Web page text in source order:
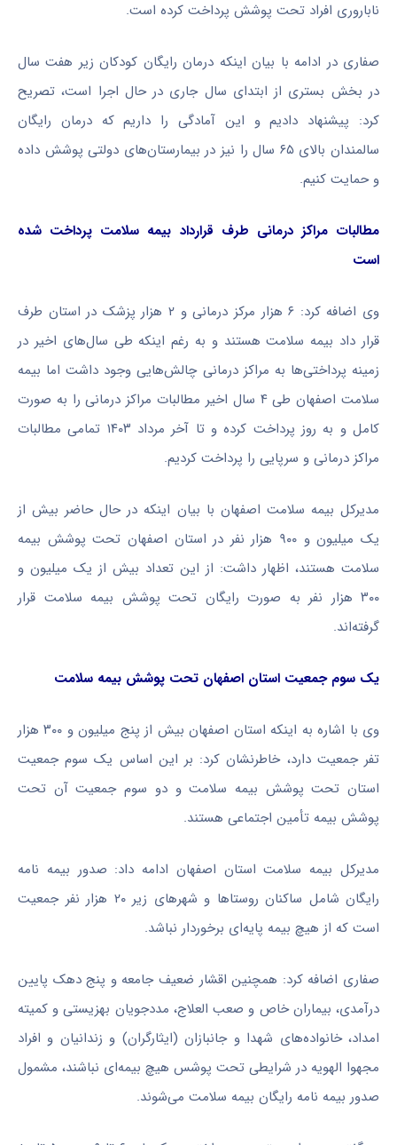
ناباروری افراد تحت پوشش پرداخت کرده است.
صفاری در ادامه با بیان اینکه درمان رایگان کودکان زیر هفت سال
در بخش بستری از ابتدای سال جاری در حال اجرا است، تصریح
کرد: پیشنهاد دادیم و این آمادگی را داریم که درمان رایگان
سالمندان بالای ۶۵ سال را نیز در بیمارستان‌های دولتی پوشش داده
و حمایت کنیم.
مطالبات مراکز درمانی طرف قرارداد بیمه سلامت پرداخت شده
است
وی اضافه کرد: ۶ هزار مرکز درمانی و ۲ هزار پزشک در استان طرف
قرار داد بیمه سلامت هستند و به رغم اینکه طی سال‌های اخیر در
زمینه پرداختی‌ها به مراکز درمانی چالش‌هایی وجود داشت اما بیمه
سلامت اصفهان طی ۴ سال اخیر مطالبات مراکز درمانی را به صورت
کامل و به روز پرداخت کرده و تا آخر مرداد ۱۴۰۳ تمامی مطالبات
مراکز درمانی و سرپایی را پرداخت کردیم.
مدیرکل بیمه سلامت اصفهان با بیان اینکه در حال حاضر بیش از
یک میلیون و ۹۰۰ هزار نفر در استان اصفهان تحت پوشش بیمه
سلامت هستند، اظهار داشت: از این تعداد بیش از یک میلیون و
۳۰۰ هزار نفر به صورت رایگان تحت پوشش بیمه سلامت قرار
گرفته‌اند.
یک سوم جمعیت استان اصفهان تحت پوشش بیمه سلامت
وی با اشاره به اینکه استان اصفهان بیش از پنج میلیون و ۳۰۰ هزار
تفر جمعیت دارد، خاطرنشان کرد: بر این اساس یک سوم جمعیت
استان تحت پوشش بیمه سلامت و دو سوم جمعیت آن تحت
پوشش بیمه تأمین اجتماعی هستند.
مدیرکل بیمه سلامت استان اصفهان ادامه داد: صدور بیمه نامه
رایگان شامل ساکنان روستاها و شهرهای زیر ۲۰ هزار نفر جمعیت
است که از هیچ بیمه پایه‌ای برخوردار نباشد.
صفاری اضافه کرد: همچنین اقشار ضعیف جامعه و پنج دهک پایین
درآمدی، بیماران خاص و صعب العلاج، مددجویان بهزیستی و کمیته
امداد، خانواده‌های شهدا و جانبازان (ایثارگران) و زندانیان و افراد
مجهوا الهویه در شرایطی تحت پوشس هیچ بیمه‌ای نباشند، مشمول
صدور بیمه نامه رایگان بیمه سلامت می‌شوند.